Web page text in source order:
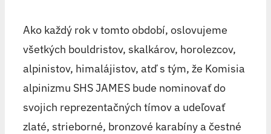
Ako každý rok v tomto období, oslovujeme
všetkých bouldristov, skalkárov, horolezcov,
alpinistov, himalájistov, atď s tým, že Komisia
alpinizmu SHS JAMES bude nominovať do
svojich reprezentačných tímov a udeľovať
zlaté, strieborné, bronzové karabíny a čestné